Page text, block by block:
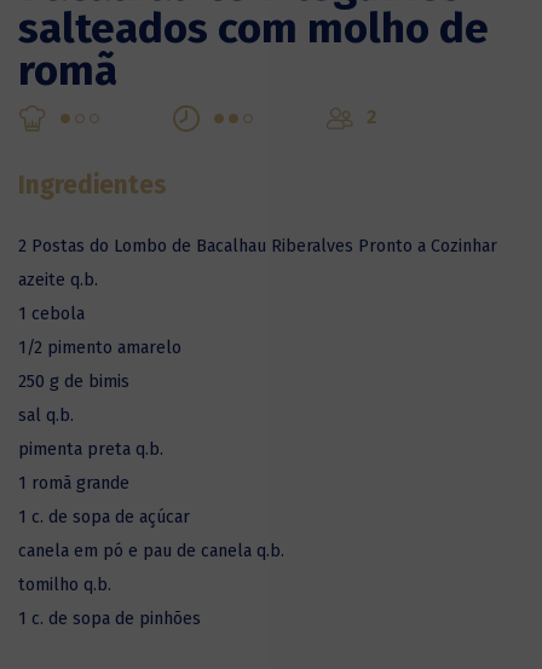
salteados com molho de
romã
2
Ingredientes
2 Postas do Lombo de Bacalhau Riberalves Pronto a Cozinhar
azeite q.b.
1 cebola
1/2 pimento amarelo
250 g de bimis
sal q.b.
pimenta preta q.b.
1 romã grande
1 c. de sopa de açúcar
canela em pó e pau de canela q.b.
tomilho q.b.
1 c. de sopa de pinhões